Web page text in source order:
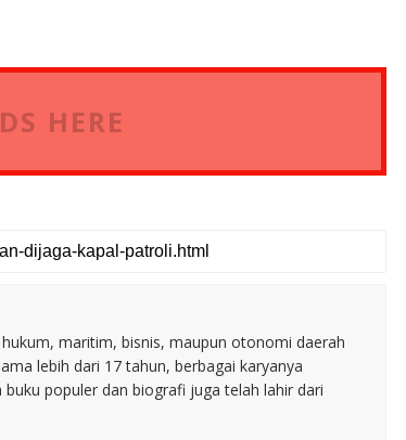
HERE
maritim, bisnis, maupun otonomi daerah
lebih dari 17 tahun, berbagai karyanya
populer dan biografi juga telah lahir dari